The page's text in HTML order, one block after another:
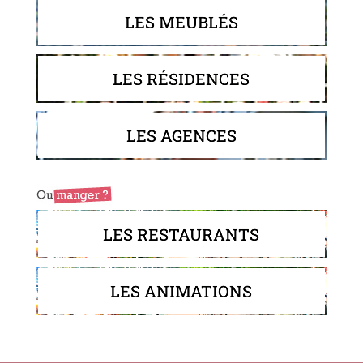
LES MEUBLÉS
LES RÉSIDENCES
LES AGENCES
LES RESTAURANTS
LES ANIMATIONS